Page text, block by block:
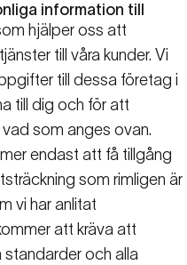
information till
hjälper oss att
till våra kunder. Vi
till dessa företag i
till dig och för att
som anges ovan.
endast att få tillgång
som rimligen är
vi har anlitat
att kräva att
standarder och alla